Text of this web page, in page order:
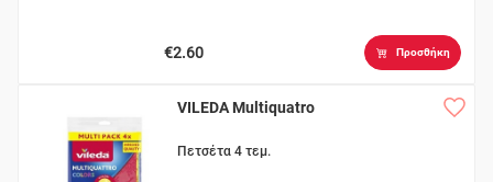
€2.60 Προσθήκη
VILEDA Multiquatro
Πετσέτα 4 τεμ.